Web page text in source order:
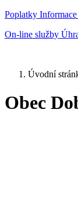
Poplatky
On-line služby
Úvodní
Obec